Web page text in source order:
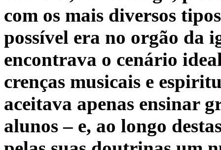
com os mais diversos
possível era no orgão da
encontrava o cenário
crenças musicais e
aceitava apenas ensinar
alunos – e, ao longo